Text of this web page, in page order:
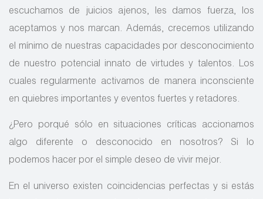
escuchamos de juicios ajenos, les damos fuerza, los
aceptamos y nos marcan. Además, crecemos utilizando
el mínimo de nuestras capacidades por desconocimiento
de nuestro potencial innato de virtudes y talentos. Los
cuales regularmente activamos de manera inconsciente
en quiebres importantes y eventos fuertes y retadores.
¿Pero porqué sólo en situaciones críticas accionamos
algo diferente o desconocido en nosotros? Si lo
podemos hacer por el simple deseo de vivir mejor.
En el universo existen coincidencias perfectas y si estás